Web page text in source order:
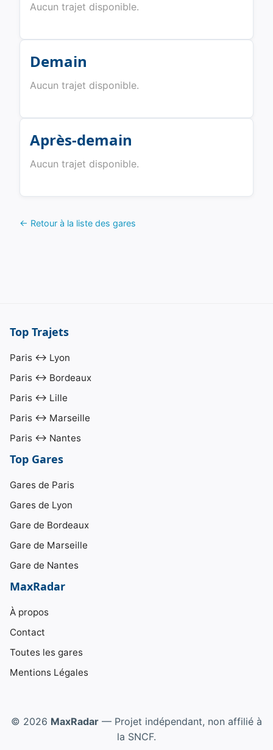
Aucun trajet disponible.
Demain
Aucun trajet disponible.
Après-demain
Aucun trajet disponible.
← Retour à la liste des gares
Top Trajets
Paris ↔ Lyon
Paris ↔ Bordeaux
Paris ↔ Lille
Paris ↔ Marseille
Paris ↔ Nantes
Top Gares
Gares de Paris
Gares de Lyon
Gare de Bordeaux
Gare de Marseille
Gare de Nantes
MaxRadar
À propos
Contact
Toutes les gares
Mentions Légales
© 2026 MaxRadar — Projet indépendant, non affilié à
la SNCF.